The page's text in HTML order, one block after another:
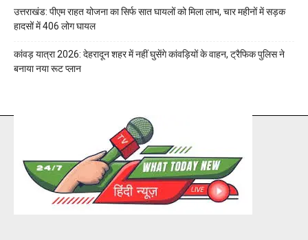
उत्तराखंड: पीएम राहत योजना का सिर्फ सात घायलों को मिला लाभ, चार महीनों में सड़क
हादसों में 406 लोग घायल
कांवड़ यात्रा 2026: देहरादून शहर में नहीं घुसेंगे कांवड़ियों के वाहन, ट्रैफिक पुलिस ने
बनाया नया रूट प्लान